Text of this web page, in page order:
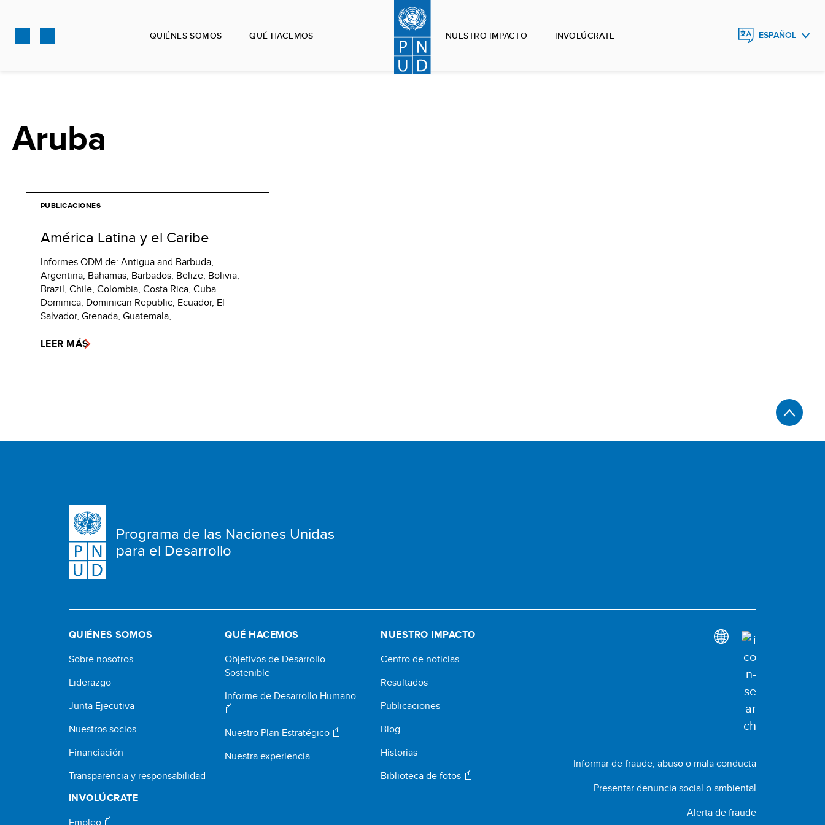
contenido
QUIÉNES SOMOS QUÉ HACEMOS NUESTRO IMPACTO INVOLÚCRATE ESPAÑOL
Aruba
PUBLICACIONES
América Latina y el Caribe
Informes ODM de: Antigua and Barbuda,
Argentina, Bahamas, Barbados, Belize, Bolivia,
Brazil, Chile, Colombia, Costa Rica, Cuba.
Dominica, Dominican Republic, Ecuador, El
Salvador, Grenada, Guatemala,…
LEER MÁS
Programa de las Naciones Unidas
para el Desarrollo
QUIÉNES SOMOS
Sobre nosotros
Liderazgo
Junta Ejecutiva
Nuestros socios
Financiación
Transparencia y responsabilidad
QUÉ HACEMOS
Objetivos de Desarrollo
Sostenible
Informe de Desarrollo Humano
Nuestro Plan Estratégico
Nuestra experiencia
NUESTRO IMPACTO
Centro de noticias
Resultados
Publicaciones
Blog
Historias
Biblioteca de fotos
INVOLÚCRATE
Informar de fraude, abuso o mala conducta
Presentar denuncia social o ambiental
Alerta de fraude